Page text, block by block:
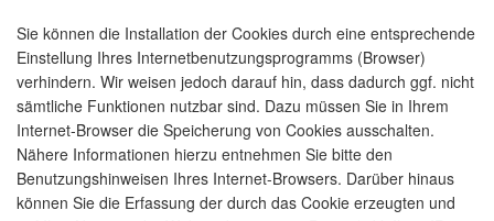
Sie können die Installation der Cookies durch eine entsprechende
Einstellung Ihres Internetbenutzungsprogramms (Browser)
verhindern. Wir weisen jedoch darauf hin, dass dadurch ggf. nicht
sämtliche Funktionen nutzbar sind. Dazu müssen Sie in Ihrem
Internet-Browser die Speicherung von Cookies ausschalten.
Nähere Informationen hierzu entnehmen Sie bitte den
Benutzungshinweisen Ihres Internet-Browsers. Darüber hinaus
können Sie die Erfassung der durch das Cookie erzeugten und